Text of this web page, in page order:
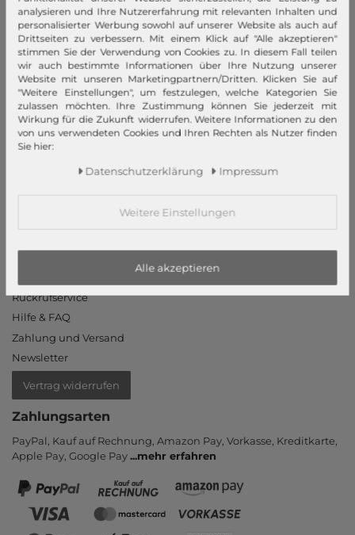
Widerrufsrecht
Datenschutzerklärung
Datenschutzeinstellungen
Barrierefreiheitserklärung
Jobs
Unsere Stores
Rückrufservice
Hilfe & FAQ
Zahlung und Versand
Newsletter
Vertrag widerrufen
Zahlungsarten
PayPal, Kauf auf Rechnung, Amazon Pay, Vor­kasse, Kredit­karte,
Apple Pay, Google Pay...mehr erfahren
analysieren und Ihre Nutzererfahrung mit relevanten Inhalten und
personalisierter Werbung sowohl auf unserer Website als auch auf
Drittseiten zu verbessern. Mit einem Klick auf "Alle akzeptieren"
stimmen Sie der Verwendung von Cookies zu. In diesem Fall teilen
wir auch bestimmte Informationen über Ihre Nutzung unserer
Website mit unseren Marketingpartnern/Dritten. Klicken Sie auf
"Weitere Einstellungen", um festzulegen, welche Kategorien Sie
zulassen möchten. Ihre Zustimmung können Sie jederzeit mit
Wirkung für die Zukunft widerrufen. Weitere Informationen zu den
von uns verwendeten Cookies und Ihren Rechten als Nutzer finden
Sie hier:
Daten­schutz­erklärung Impressum
Weitere Einstellungen
Alle akzeptieren